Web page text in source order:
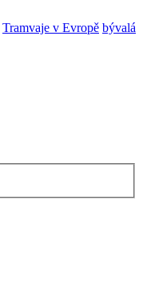
Tramvaje v Evropě bývalá